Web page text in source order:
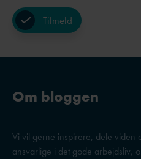
Om bloggen
Vi vil gerne inspirere, dele viden
ansvarlige i det gode arbejdsliv,